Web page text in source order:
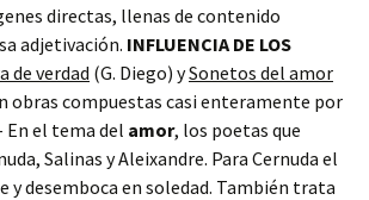
directas, llenas de contenido
adjetivación. INFLUENCIA DE LOS
de verdad (G. Diego) ySonetos del amor
obras compuestas casi enteramente por
En el tema del amor, los poetas que
Salinas y Aleixandre. Para Cernuda el
y desemboca en soledad. También trata